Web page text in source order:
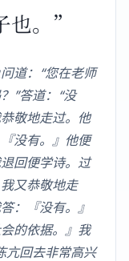
也。”
道：“您在老师
”答道：“没
敬地走过。他
没有。』他便
回便学诗。过
又恭敬地走
：『没有。』
的依据。』我
亢回去非常高兴